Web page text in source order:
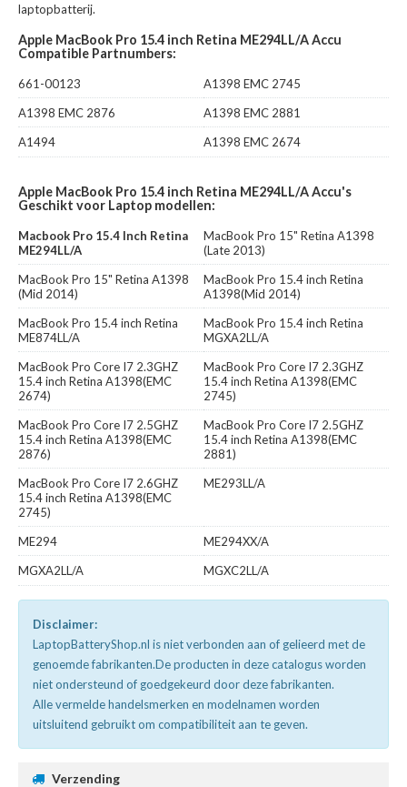
laptopbatterij.
Apple MacBook Pro 15.4 inch Retina ME294LL/A Accu
Compatible Partnumbers:
661-00123
A1398 EMC 2745
A1398 EMC 2876
A1398 EMC 2881
A1494
A1398 EMC 2674
Apple MacBook Pro 15.4 inch Retina ME294LL/A Accu's
Geschikt voor Laptop modellen:
Macbook Pro 15.4 Inch Retina
ME294LL/A
MacBook Pro 15" Retina A1398
(Late 2013)
MacBook Pro 15" Retina A1398
(Mid 2014)
MacBook Pro 15.4 inch Retina
A1398(Mid 2014)
MacBook Pro 15.4 inch Retina
ME874LL/A
MacBook Pro 15.4 inch Retina
MGXA2LL/A
MacBook Pro Core I7 2.3GHZ
15.4 inch Retina A1398(EMC
2674)
MacBook Pro Core I7 2.3GHZ
15.4 inch Retina A1398(EMC
2745)
MacBook Pro Core I7 2.5GHZ
15.4 inch Retina A1398(EMC
2876)
MacBook Pro Core I7 2.5GHZ
15.4 inch Retina A1398(EMC
2881)
MacBook Pro Core I7 2.6GHZ
15.4 inch Retina A1398(EMC
2745)
ME293LL/A
ME294
ME294XX/A
MGXA2LL/A
MGXC2LL/A
Disclaimer:
LaptopBatteryShop.nl is niet verbonden aan of gelieerd met de
genoemde fabrikanten.De producten in deze catalogus worden
niet ondersteund of goedgekeurd door deze fabrikanten.
Alle vermelde handelsmerken en modelnamen worden
uitsluitend gebruikt om compatibiliteit aan te geven.
Verzending